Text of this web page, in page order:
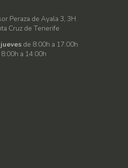
Peraza de Ayala 3, 3H
Cruz de Tenerife
de 8:00h a 17:00h
a 14:00h